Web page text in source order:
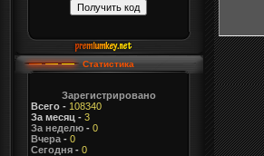
Статистика
Зарегистрировано
Всего- 108340
За месяц - 3
За неделю- 0
Вчера- 0
Сегодня- 0